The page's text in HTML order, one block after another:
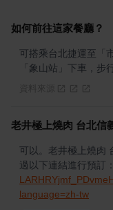
如何前往這家餐廳？
可搭乘台北捷運至「
「象山站」下車，步
老井極上燒肉 台北信
可以。老井極上燒肉
過以下連結進行預訂：
language=zh-tw